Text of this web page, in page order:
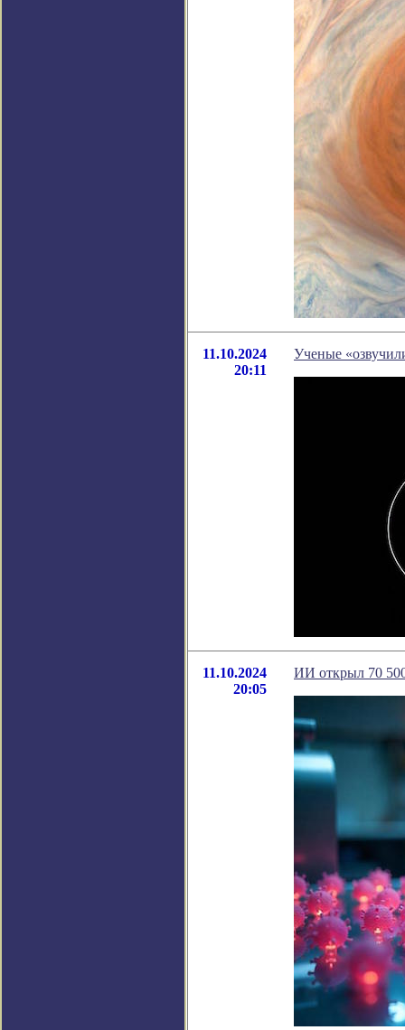
11.10.2024
20:11
Ученые
11.10.2024
20:05
ИИ открыл 70